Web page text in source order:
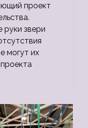
проект
руки звери
могут их